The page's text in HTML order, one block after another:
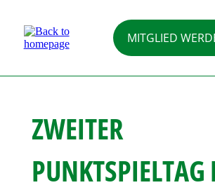
MITGLIED
ZWEITER
PUNKTSPIELTAG